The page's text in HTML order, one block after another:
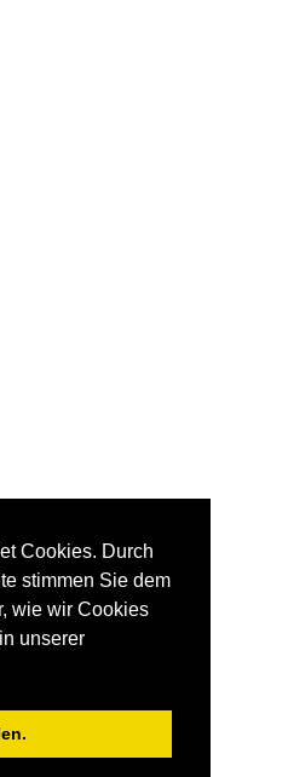
Cookies. Durch
stimmen Sie dem
wie wir Cookies
unserer